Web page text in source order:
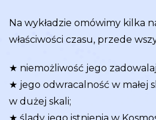
Na wykładzie omówimy kilka
właściwości czasu, przede
★ niemożliwość jego
★ jego odwracalność w małej
w dużej skali;